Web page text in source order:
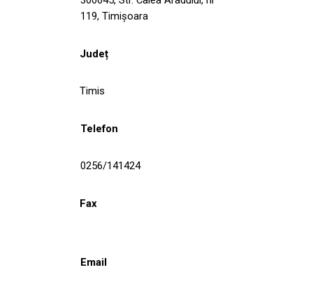
119, Timişoara
Județ
Timis
Telefon
0256/141424
Fax
Email